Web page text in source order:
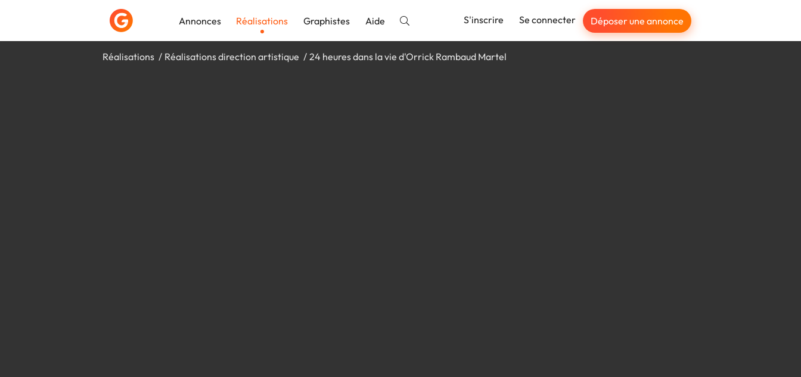
Annonces Réalisations Graphistes Aide S'inscrire Se connecter Déposer une annonce
Réalisations Réalisations direction artistique 24 heures dans la vie d'Orrick Rambaud Martel